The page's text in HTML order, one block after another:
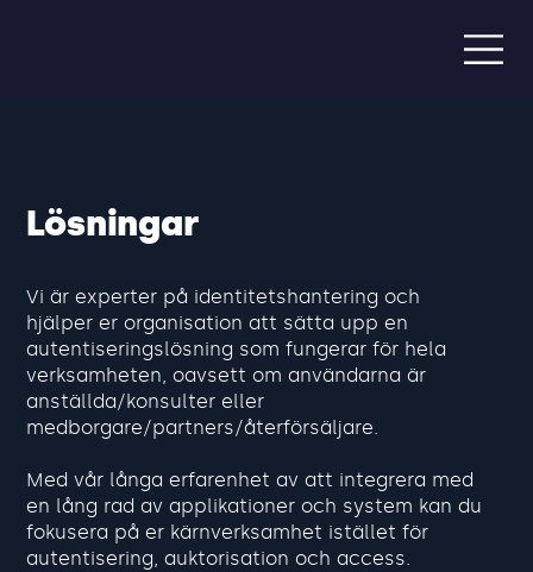
Lösningar
Vi är experter på identitetshantering och
hjälper er organisation att sätta upp en
autentiseringslösning som fungerar för hela
verksamheten, oavsett om användarna är
anställda/konsulter eller
medborgare/partners/återförsäljare.
Med vår långa erfarenhet av att integrera med
en lång rad av applikationer och system kan du
fokusera på er kärnverksamhet istället för
autentisering, auktorisation och access.